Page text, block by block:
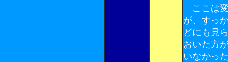
ここは変
が、すっ
どにも見
おいた方
いなかっ